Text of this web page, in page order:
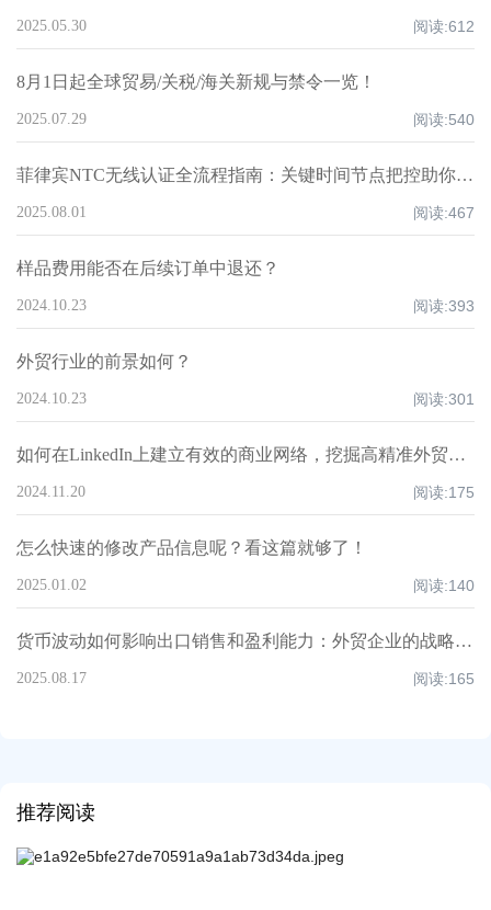
2025.05.30 阅读:612
8月1日起全球贸易/关税/海关新规与禁令一览！
2025.07.29 阅读:540
菲律宾NTC无线认证全流程指南：关键时间节点把控助你节省30%合规时间
2025.08.01 阅读:467
样品费用能否在后续订单中退还？
2024.10.23 阅读:393
外贸行业的前景如何？
2024.10.23 阅读:301
如何在LinkedIn上建立有效的商业网络，挖掘高精准外贸客户？
2024.11.20 阅读:175
怎么快速的修改产品信息呢？看这篇就够了！
2025.01.02 阅读:140
货币波动如何影响出口销售和盈利能力：外贸企业的战略分析
2025.08.17 阅读:165
推荐阅读